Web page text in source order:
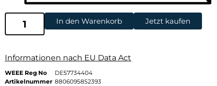
In den Warenkorb Jetzt kaufen
Informationen nach EU Data Act
WEEE Reg No
DE57734404
Artikelnummer 8806095852393